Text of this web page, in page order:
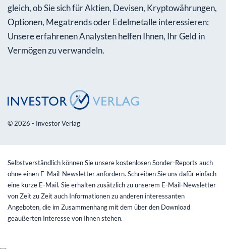
gleich, ob Sie sich für Aktien, Devisen, Kryptowährungen,
Optionen, Megatrends oder Edelmetalle interessieren:
Unsere erfahrenen Analysten helfen Ihnen, Ihr Geld in
Vermögen zu verwandeln.
© 2026 - Investor Verlag
Selbstverständlich können Sie unsere kostenlosen Sonder-Reports auch
ohne einen E-Mail-Newsletter anfordern. Schreiben Sie uns dafür einfach
eine kurze E-Mail. Sie erhalten zusätzlich zu unserem E-Mail-Newsletter
von Zeit zu Zeit auch Informationen zu anderen interessanten
Angeboten, die im Zusammenhang mit dem über den Download
geäußerten Interesse von Ihnen stehen.